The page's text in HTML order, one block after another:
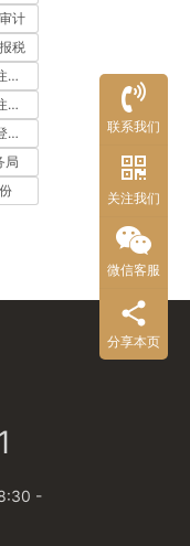
计
税
香港公司注册处
香港公司注册资料
香港商业登记证
局
-
联系我们
关注我们
微信客服
分享本页